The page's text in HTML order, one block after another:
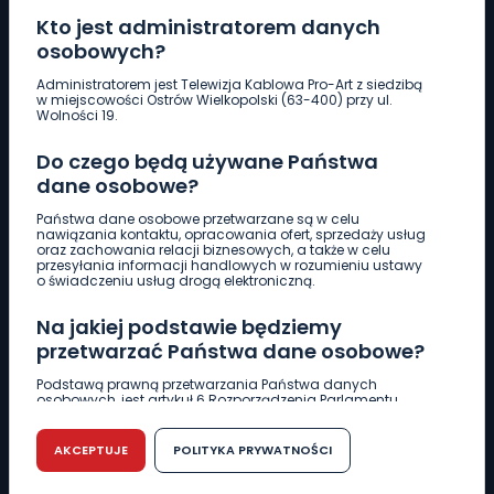
Kto jest administratorem danych
osobowych?
Administratorem jest Telewizja Kablowa Pro-Art z siedzibą
w miejscowości Ostrów Wielkopolski (63-400) przy ul.
Wolności 19.
Do czego będą używane Państwa
dane osobowe?
Państwa dane osobowe przetwarzane są w celu
nawiązania kontaktu, opracowania ofert, sprzedaży usług
oraz zachowania relacji biznesowych, a także w celu
przesyłania informacji handlowych w rozumieniu ustawy
o świadczeniu usług drogą elektroniczną.
Na jakiej podstawie będziemy
przetwarzać Państwa dane osobowe?
Podstawą prawną przetwarzania Państwa danych
osobowych, jest artykuł 6 Rozporządzenia Parlamentu
r. w sprawie ochrony osób fizycznych w związku z
przetwarzaniem danych osobowych w sprawie
swobodnego przepływu takich danych oraz uchylenia
dyrektywy 95/46/WE (RODO).
AKCEPTUJE POLITYKA PRYWATNOŚCI
Pobierz logotyp
661 997 997
REDAKCJA
62 735 22 22redakcja@wlkp24.info
DZIAŁ REKLAMY
62 735 01 85 reklama@wlkp24.info
WIADOMOŚCI
CIEKAWOSTKI